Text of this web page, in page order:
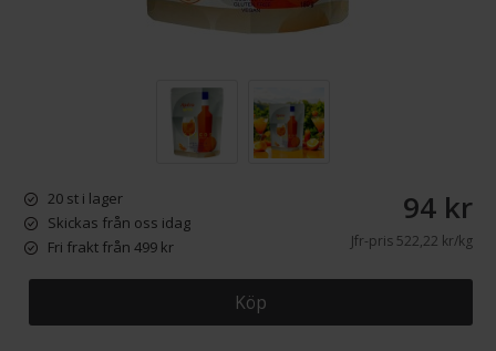
20 st i lager
Skickas från oss idag
Fri frakt från 499 kr
94 kr
Jfr-pris522,22 kr/kg
Köp